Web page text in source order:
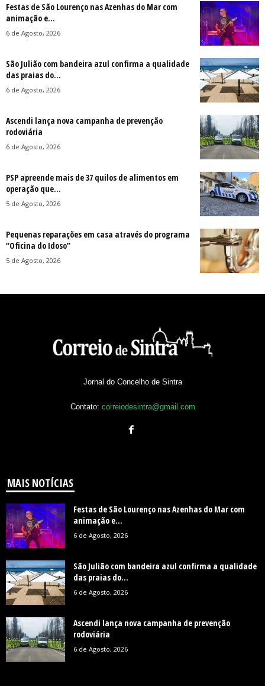
Festas de São Lourenço nas Azenhas do Mar com
animação e...
6 de Agosto, 2026
São Julião com bandeira azul confirma a qualidade
das praias do...
6 de Agosto, 2026
Ascendi lança nova campanha de prevenção
rodoviária
6 de Agosto, 2026
PSP apreende mais de 37 quilos de alimentos em
operação que...
5 de Agosto, 2026
Pequenas reparações em casa através do programa
“Oficina do Idoso”
5 de Agosto, 2026
Jornal do Concelho de Sintra
Contato: correiodesintra@gmail.com
MAIS NOTÍCIAS
Festas de São Lourenço nas Azenhas do Mar com
animação e...
6 de Agosto, 2026
São Julião com bandeira azul confirma a qualidade
das praias do...
6 de Agosto, 2026
Ascendi lança nova campanha de prevenção
rodoviária
6 de Agosto, 2026